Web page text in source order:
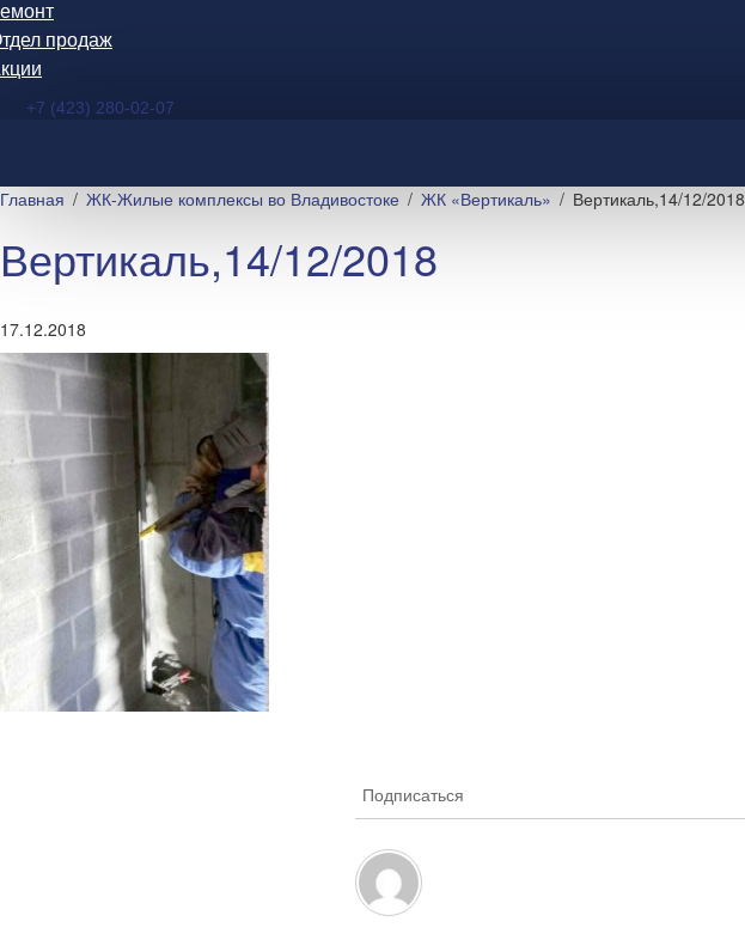
продаж
+7 (423) 280-02-07
Главная ЖК-Жилые комплексы во Владивостоке ЖК «Вертикаль» Вертикаль,14/12/2018
Вертикаль,14/12/2018
17.12.2018
Подписаться